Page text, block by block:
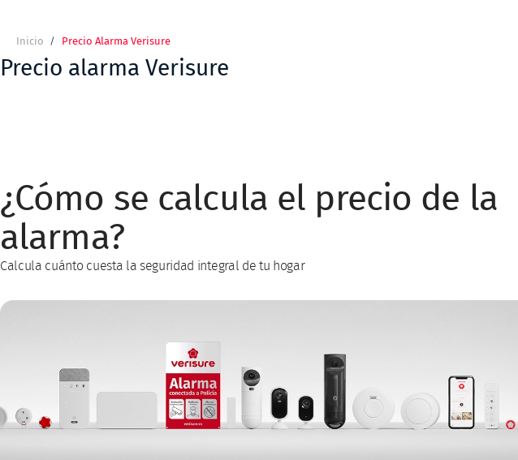
Ruta
de
navegación
Inicio Precio Alarma Verisure
Precio alarma Verisure
¿Cómo se calcula el precio de la
alarma?
Calcula cuánto cuesta la seguridad integral de tu hogar